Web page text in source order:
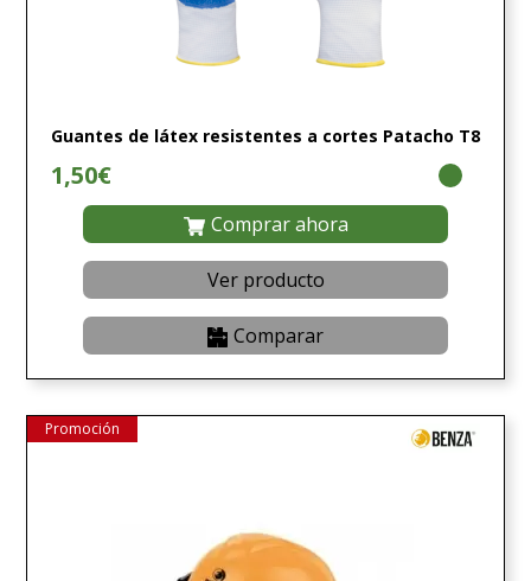
Guantes de látex resistentes a cortes Patacho T8
1,50€
Comprar ahora
Ver producto
Comparar
Promoción